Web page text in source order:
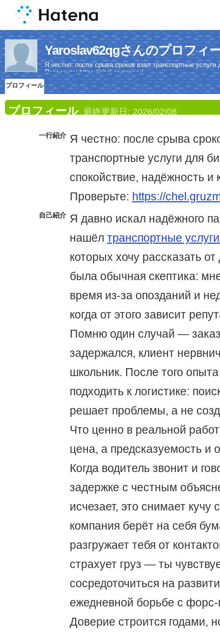
Yaroslav62qgさんのプロフィ
Я честно: после срыва сроков взял транспортные
Проверьте: https://chel.gruzmir.ru/
プロフィール
プロフィール 最終更新日: 2026/02/08
一行紹介 Я честно: после срыва
транспортные услуги для
спокойствие, надёжность и
Проверьте: https://
自己紹介 Я давно искал надёжного
нашёл транспортные
которых хочу рассказать
была обычная скептика:
время из-за опозданий и
когда от этого зависит
Помню один случай — заказ
задержался, клиент
школьник. После того
подходить к логистике:
решает проблемы, а не
Что ценно в реальной
цена, а предсказуемость и
Когда водитель звонит и
задержке с честным
исчезает, это снимает кучу
компания берёт на себя
разгружает тебя от
страхует груз — ты
сосредоточиться на
ежедневной борьбе с
Доверие строится годами,